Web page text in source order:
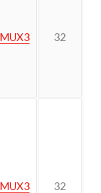
MUX3 32
MUX3 32